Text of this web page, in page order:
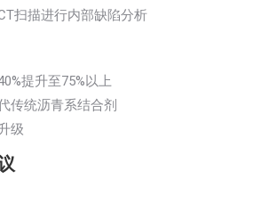
扫描进行内部缺陷分析
提升至75%以上
传统沥青系结合剂
级